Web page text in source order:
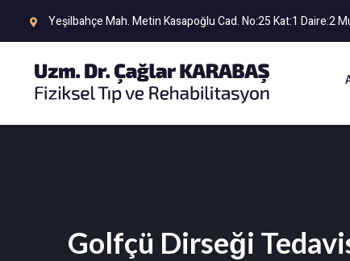
Yeşilbahçe Mah. Metin Kasapoğlu Cad. No:25 Kat:1 Daire:2
Golfçü Dirseği